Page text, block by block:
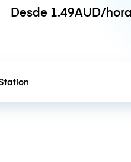
Desde 1.49AUD/